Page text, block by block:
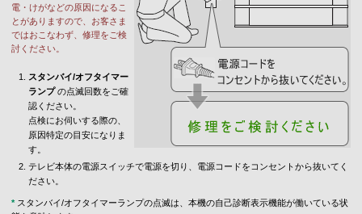
電・けがなどの原因になるこ
とがありますので、お客さま
ではおこなわず、修理をご検
討ください。
スタンバイ/オフタイマー
ランプの点滅回数をご確
認ください。
点検にお伺いする際の、
原因特定の目安になりま
す。
テレビ本体の電源スイッチで電源を切り、電源コードをコンセントから抜いてく
ださい。
*スタンバイ/オフタイマーランプの点滅は、本機の自己診断表示機能が働いている状